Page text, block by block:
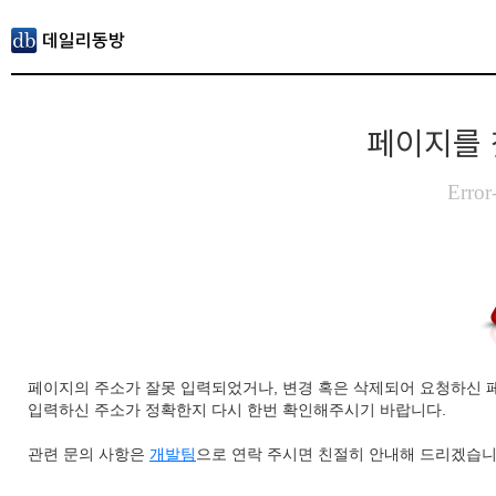
페이지를
페이지의 주소가 잘못 입력되었거나, 변경 혹은 삭제되어 요청하신
입력하신 주소가 정확한지 다시 한번 확인해주시기 바랍니다.
관련 문의 사항은 개발팀 으로 연락 주시면 친절히 안내해 드리겠습